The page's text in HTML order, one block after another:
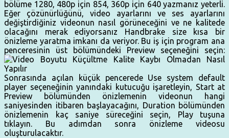
bölüme 1280, 480p için 854, 360p için 640 yazmanız yeterli.
Eğer çözünürlüğünü, video ayarlarını ve ses ayarlarını
değiştirdiğiniz videonun nasıl görüneceğini ve ne kalitede
olacağını merak ediyorsanız Handbrake size kısa bir
önizleme yaratma imkanı da veriyor. Bu iş için program ana
penceresinin üst bölümündeki Preview seçeneğini seçin:
Sonrasında açılan küçük pencerede Use system default
player seçeneğinin yanındaki kutucuğu işaretleyin, Start at
Preview bölümünden önizlemenin videonun hangi
saniyesinden itibaren başlayacağını, Duration bölümünden
önizlemenin kaç saniye süreceğini seçin, Play tuşuna
tıklayın. Bu adımdan sonra önizleme videosu
oluşturulacaktır.